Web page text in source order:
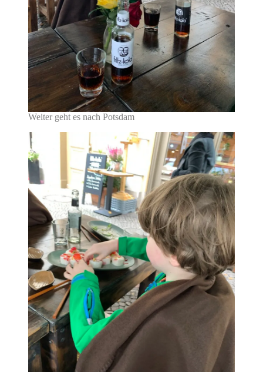
Weiter geht es nach Potsdam